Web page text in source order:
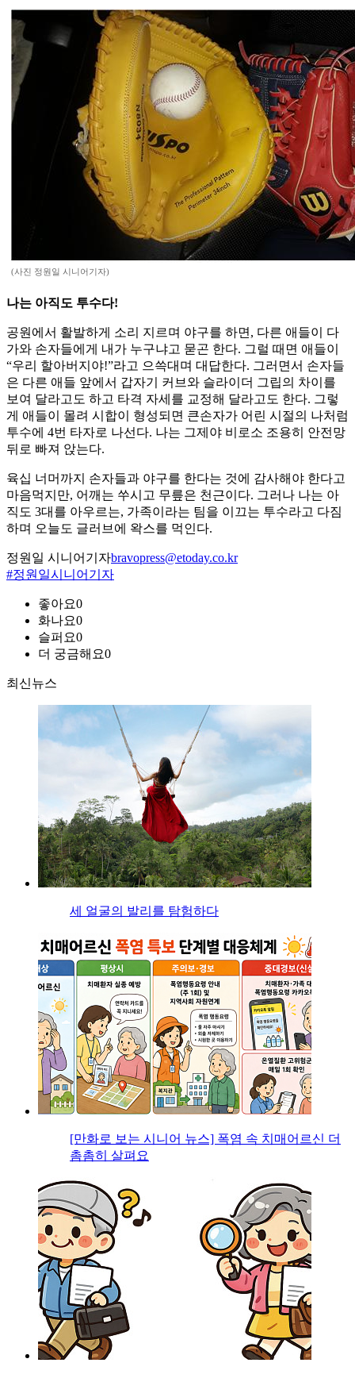
(사진 정원일 시니어기자)
나는 아직도 투수다!
공원에서 활발하게 소리 지르며 야구를 하면, 다른 애들이 다
가와 손자들에게 내가 누구냐고 묻곤 한다. 그럴 때면 애들이
“우리 할아버지야!”라고 으쓱대며 대답한다. 그러면서 손자들
은 다른 애들 앞에서 갑자기 커브와 슬라이더 그립의 차이를
보여 달라고도 하고 타격 자세를 교정해 달라고도 한다. 그렇
게 애들이 몰려 시합이 형성되면 큰손자가 어린 시절의 나처럼
투수에 4번 타자로 나선다. 나는 그제야 비로소 조용히 안전망
뒤로 빠져 앉는다.
육십 너머까지 손자들과 야구를 한다는 것에 감사해야 한다고
마음먹지만, 어깨는 쑤시고 무릎은 천근이다. 그러나 나는 아
직도 3대를 아우르는, 가족이라는 팀을 이끄는 투수라고 다짐
하며 오늘도 글러브에 왁스를 먹인다.
정원일 시니어기자bravopress@etoday.co.kr
#정원일시니어기자
좋아요0
화나요0
슬퍼요0
더 궁금해요0
최신뉴스
세 얼굴의 발리를 탐험하다
[만화로 보는 시니어 뉴스] 폭염 속 치매어르신 더
촘촘히 살펴요